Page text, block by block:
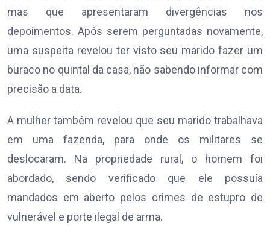
mas que apresentaram divergências nos
depoimentos. Após serem perguntadas novamente,
uma suspeita revelou ter visto seu marido fazer um
buraco no quintal da casa, não sabendo informar com
precisão a data.
A mulher também revelou que seu marido trabalhava
em uma fazenda, para onde os militares se
deslocaram. Na propriedade rural, o homem foi
abordado, sendo verificado que ele possuía
mandados em aberto pelos crimes de estupro de
vulnerável e porte ilegal de arma.